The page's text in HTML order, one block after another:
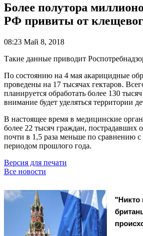
Более полутора
РФ привиты от
08:23 Май 8, 2018
Такие данные приводит
По состоянию на 4 мая акарицидные
проведены на 17 тысячах гектаров.
планируется обработать более 130
внимание будет уделяться территории
В настоящее время в медицинские
более 22 тысяч граждан, пострадавших
почти в 1,5 раза меньше по сравнению
периодом прошлого года.
Версия для печати
Все новости
"Никто